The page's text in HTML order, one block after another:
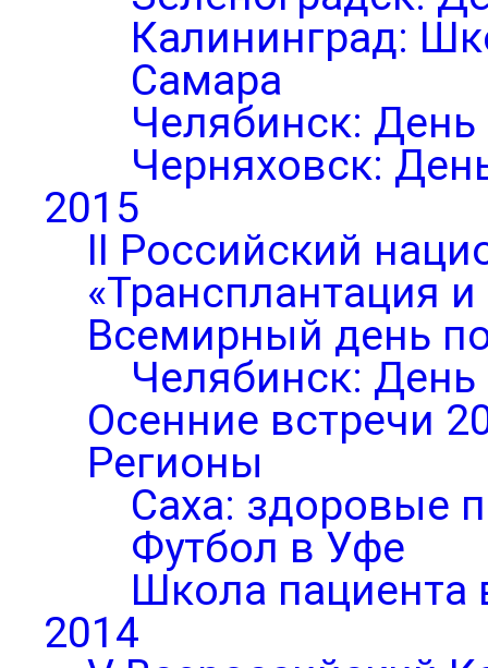
Калининград:
Самара
Челябинск: День
Черняховск:
2015
II Российский
«Трансплантация
Всемирный день
Челябинск: День
Осенние встречи
Регионы
Саха: здоровые
Футбол в Уфе
Школа пациента
2014